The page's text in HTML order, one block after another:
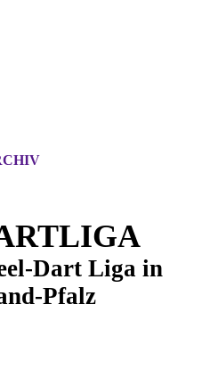
Dart Liga in
Pfalz